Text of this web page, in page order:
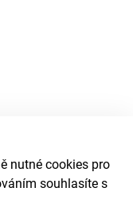
nutné cookies pro
souhlasíte s